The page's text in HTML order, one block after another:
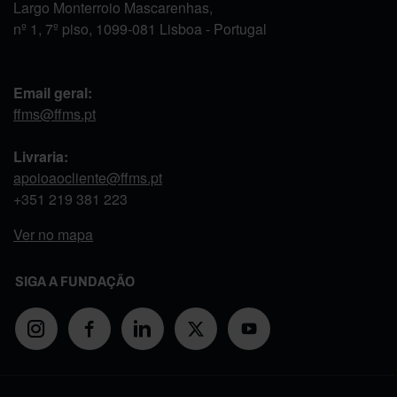
Largo Monterroio Mascarenhas,
nº 1, 7º piso, 1099-081 Lisboa - Portugal
Email geral:
ffms@ffms.pt
Livraria:
apoioaocliente@ffms.pt
+351 219 381 223
Ver no mapa
SIGA A FUNDAÇÃO